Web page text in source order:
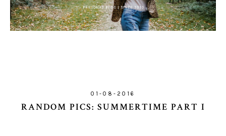
01-08-2016
RANDOM PICS: SUMMERTIME PART I